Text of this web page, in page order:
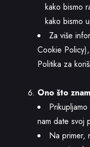
kako bismo
kako bismo
Za više
Cookie
Politika za
Ono što
nam date svoj
Na primer,